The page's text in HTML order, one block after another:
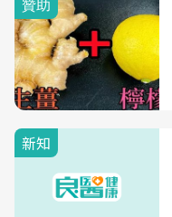
新知